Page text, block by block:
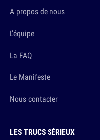
A propos de nous
L'équipe
La FAQ
Le Manifeste
Nous contacter
LES TRUCS SÉRIEUX